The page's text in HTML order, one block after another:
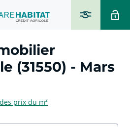
(31550) - Mars
prix du m²